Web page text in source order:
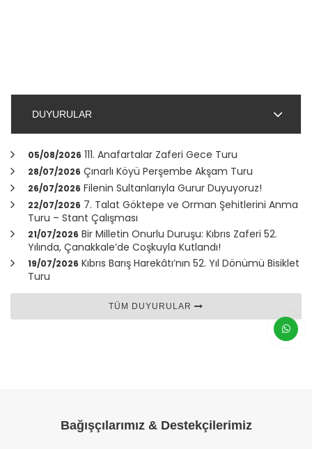
DUYURULAR
05/08/2026 111. Anafartalar Zaferi Gece Turu
28/07/2026 Çınarlı Köyü Perşembe Akşam Turu
26/07/2026 Filenin Sultanlarıyla Gurur Duyuyoruz!
22/07/2026 7. Talat Göktepe ve Orman Şehitlerini Anma
Turu – Stant Çalışması
21/07/2026 Bir Milletin Onurlu Duruşu: Kıbrıs Zaferi 52.
Yılında, Çanakkale’de Coşkuyla Kutlandı!
19/07/2026 Kıbrıs Barış Harekâtı’nın 52. Yıl Dönümü Bisiklet
Turu
TÜM DUYURULAR
Bağışçılarımız & Destekçilerimiz